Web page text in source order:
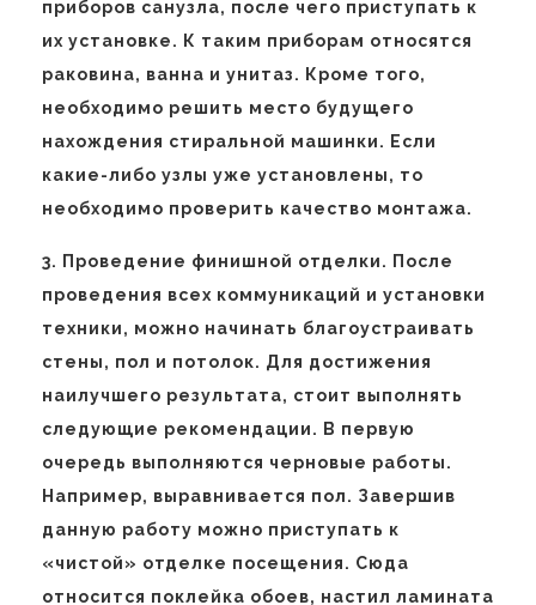
приборов санузла, после чего приступать к
их установке. К таким приборам относятся
раковина, ванна и унитаз. Кроме того,
необходимо решить место будущего
нахождения стиральной машинки. Если
какие-либо узлы уже установлены, то
необходимо проверить качество монтажа.
3. Проведение финишной отделки. После
проведения всех коммуникаций и установки
техники, можно начинать благоустраивать
стены, пол и потолок. Для достижения
наилучшего результата, стоит выполнять
следующие рекомендации. В первую
очередь выполняются черновые работы.
Например, выравнивается пол. Завершив
данную работу можно приступать к
«чистой» отделке посещения. Сюда
относится поклейка обоев, настил ламината